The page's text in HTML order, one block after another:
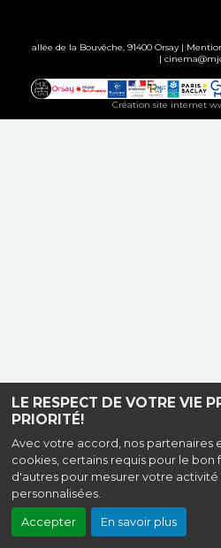
LE RESPECT DE VOTRE VIE
PRIORITÉ!
Avec votre accord, nos partenaires
cookies, certains requis pour le bon
d'autres pour mesurer votre
personnalisées.
Accepter En savoir plus
allée de la Bouvêche, 91400 Orsay |
|
Création site internet